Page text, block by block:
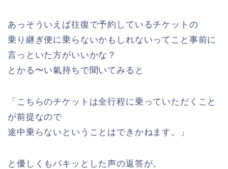
あっそういえば往復で予約しているチケットの
乗り継ぎ便に乗らないかもしれないってこと事前に
言っといた方がいいかな？
とかる〜い氣持ちで聞いてみると
「こちらのチケットは全行程に乗っていただくこと
が前提なので
途中乗らないということはできかねます。」
と優しくもパキッとした声の返答が。